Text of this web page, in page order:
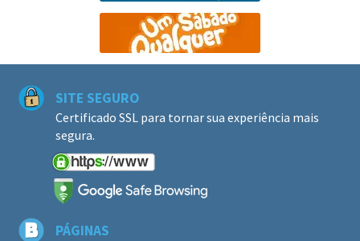
SITE SEGURO
Certificado SSL para tornar sua experiência mais
segura.
PÁGINAS